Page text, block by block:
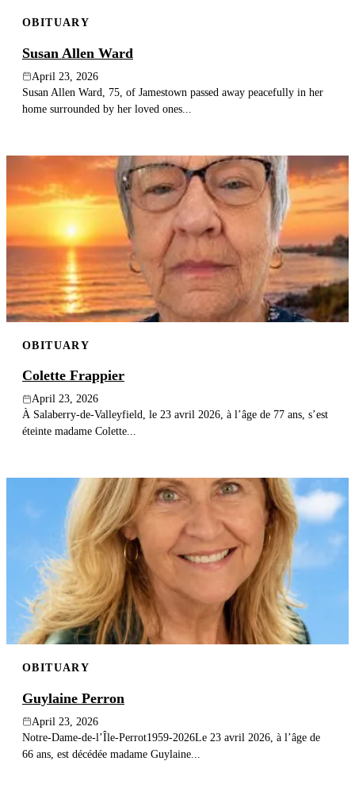
OBITUARY
Susan Allen Ward
April 23, 2026
Susan Allen Ward, 75, of Jamestown passed away peacefully in her
home surrounded by her loved ones...
OBITUARY
Colette Frappier
April 23, 2026
À Salaberry-de-Valleyfield, le 23 avril 2026, à l’âge de 77 ans, s’est
éteinte madame Colette...
OBITUARY
Guylaine Perron
April 23, 2026
Notre-Dame-de-l’Île-Perrot1959-2026Le 23 avril 2026, à l’âge de
66 ans, est décédée madame Guylaine...